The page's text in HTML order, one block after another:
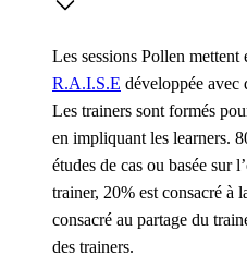
Les sessions Pollen mettent
R.A.I.S.E développée avec
Les trainers sont formés
en impliquant les learners.
études de cas ou basée sur
trainer, 20% est consacré à
consacré au partage du
des trainers.